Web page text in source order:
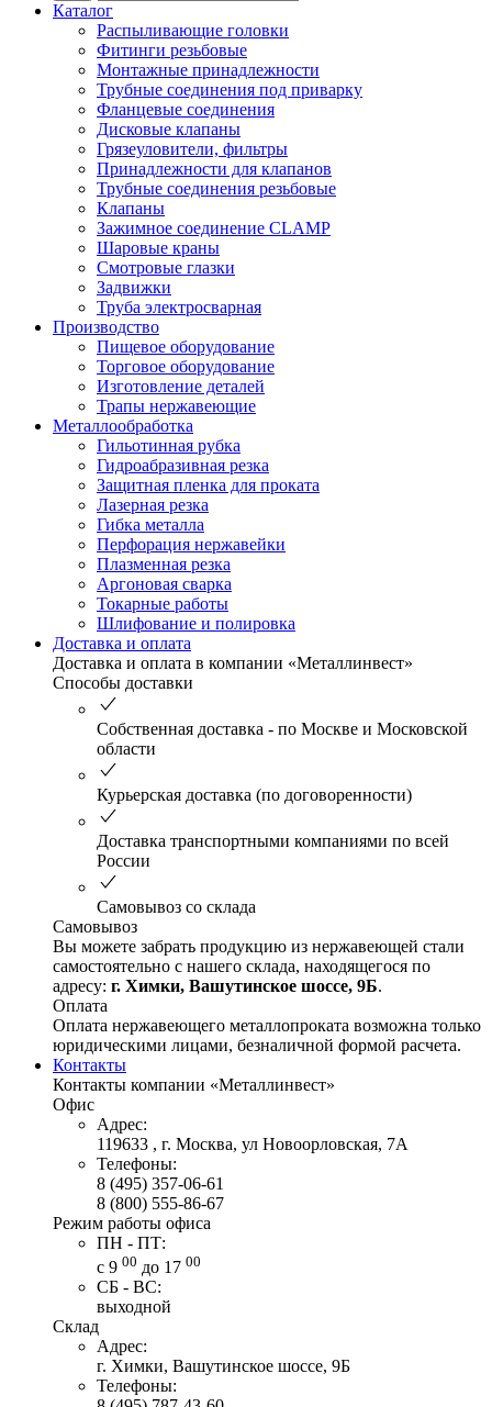
Каталог
Распыливающие головки
Фитинги резьбовые
Монтажные принадлежности
Трубные соединения под приварку
Фланцевые соединения
Дисковые клапаны
Грязеуловители, фильтры
Принадлежности для клапанов
Трубные соединения резьбовые
Клапаны
Зажимное соединение CLAMP
Шаровые краны
Смотровые глазки
Задвижки
Труба электросварная
Производство
Пищевое оборудование
Торговое оборудование
Изготовление деталей
Трапы нержавеющие
Металлообработка
Гильотинная рубка
Гидроабразивная резка
Защитная пленка для проката
Лазерная резка
Гибка металла
Перфорация нержавейки
Плазменная резка
Аргоновая сварка
Токарные работы
Шлифование и полировка
Доставка и оплата
Доставка и оплата в компании «Металлинвест»
Способы доставки
Собственная доставка - по Москве и Московской
области
Курьерская доставка (по договоренности)
Доставка транспортными компаниями по всей
России
Самовывоз со склада
Самовывоз
Вы можете забрать продукцию из нержавеющей стали
самостоятельно с нашего склада, находящегося по
адресу: г. Химки, Вашутинское шоссе, 9Б.
Оплата
Оплата нержавеющего металлопроката возможна только
юридическими лицами, безналичной формой расчета.
Контакты
Контакты компании «Металлинвест»
Офис
Адрес:
119633 , г. Москва, ул Новоорловская, 7А
Телефоны:
8 (495) 357-06-61
8 (800) 555-86-67
Режим работы офиса
ПН - ПТ:
с 9 00 до 17 00
СБ - ВС:
выходной
Склад
Адрес:
г. Химки, Вашутинское шоссе, 9Б
Телефоны: